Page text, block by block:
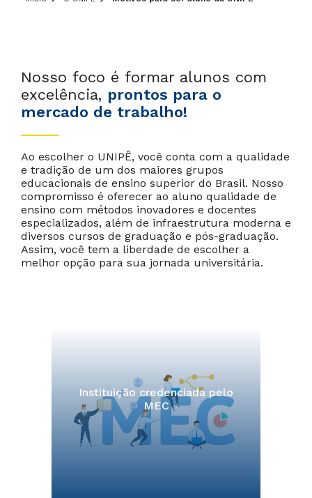
Nosso foco é formar alunos com
excelência, prontos para o
mercado de trabalho!
Ao escolher o UNIPÊ, você conta com a qualidade
e tradição de um dos maiores grupos
educacionais de ensino superior do Brasil. Nosso
compromisso é oferecer ao aluno qualidade de
ensino com métodos inovadores e docentes
especializados, além de infraestrutura moderna e
diversos cursos de graduação e pós-graduação.
Assim, você tem a liberdade de escolher a
melhor opção para sua jornada universitária.
Instituição credenciada pelo
MEC